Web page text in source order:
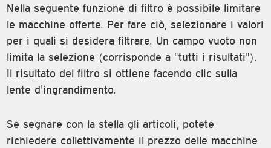
Nella seguente funzione di filtro è possibile limitare
le macchine offerte. Per fare ciò, selezionare i valori
per i quali si desidera filtrare. Un campo vuoto non
limita la selezione (corrisponde a "tutti i risultati").
Il risultato del filtro si ottiene facendo clic sulla
lente d'ingrandimento.
Se segnare con la stella gli articoli, potete
richiedere collettivamente il prezzo delle macchine